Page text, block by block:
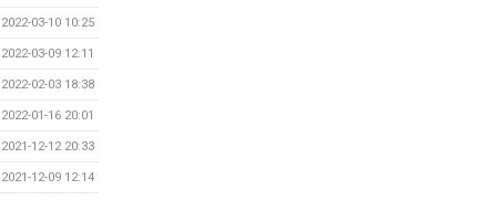
2022-03-10 10:25
2022-03-09 12:11
2022-02-03 18:38
2022-01-16 20:01
2021-12-12 20:33
2021-12-09 12:14